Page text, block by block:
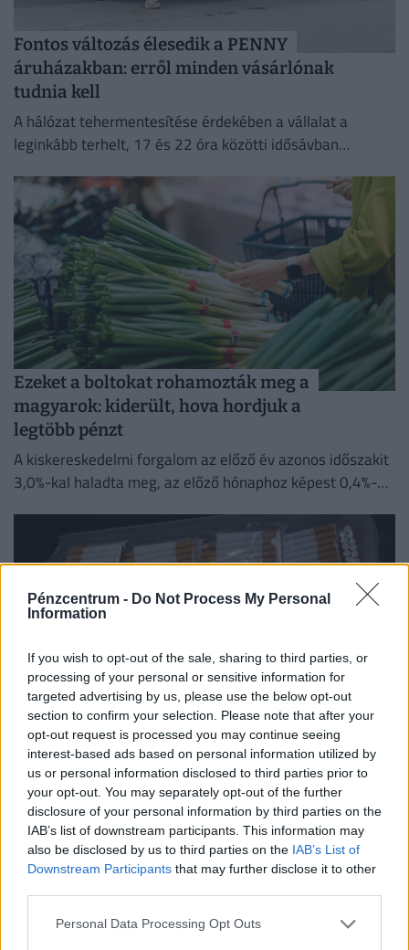
Pénzcentrum - Do Not Process My Personal
Information
If you wish to opt-out of the sale, sharing to third parties, or
processing of your personal or sensitive information for
targeted advertising by us, please use the below opt-out
section to confirm your selection. Please note that after your
opt-out request is processed you may continue seeing
interest-based ads based on personal information utilized by
us or personal information disclosed to third parties prior to
your opt-out. You may separately opt-out of the further
disclosure of your personal information by third parties on the
IAB’s list of downstream participants. This information may
also be disclosed by us to third parties on the IAB’s List of
Downstream Participants that may further disclose it to other
Personal Data Processing Opt Outs
Fontos változás élesedik a PENNY
áruházakban: erről minden vásárlónak
tudnia kell
A hálózat tehermentesítése érdekében a vállalat a
leginkább terhelt, 17 és 22 óra közötti idősávban
Ezeket a boltokat rohamozták meg a
magyarok: kiderült, hova hordjuk a
legtöbb pénzt
A kiskereskedelmi forgalom az előző év azonos időszakit
3,0%-kal haladta meg, az előző hónaphoz képest 0,4%-
Ezekben a magyar megyékben pörög
leginkább a feketepiac: itt szívják a
legtöbb illegális cigit a magyarok
Hiába javult a helyzet, még mindig hatalmas üzlet a
cigaretta feketepiaca. De honnan érkeznek a hamis
cigaretták Magyarországra, és hol a legnagyobb a
feketepiac?